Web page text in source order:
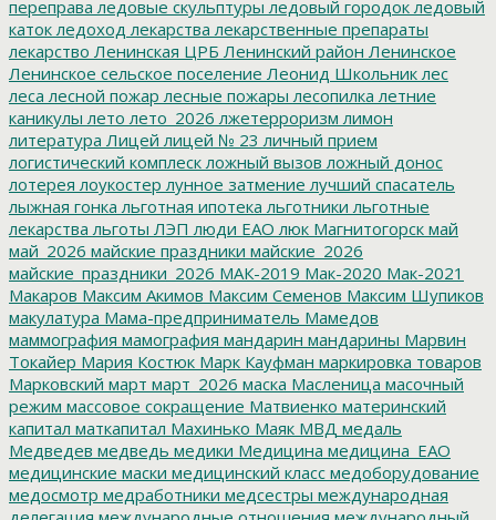
переправа ледовые скульптуры ледовый городок ледовый
каток ледоход лекарства лекарственные препараты
лекарство Ленинская ЦРБ Ленинский район Ленинское
Ленинское сельское поселение Леонид Школьник лес
леса лесной пожар лесные пожары лесопилка летние
каникулы лето лето_2026 лжетерроризм лимон
литература Лицей лицей № 23 личный прием
логистический комплеск ложный вызов ложный донос
лотерея лоукостер лунное затмение лучший спасатель
лыжная гонка льготная ипотека льготники льготные
лекарства льготы ЛЭП люди ЕАО люк Магнитогорск май
май_2026 майские праздники майские_2026
майские_праздники_2026 МАК-2019 Мак-2020 Мак-2021
Макаров Максим Акимов Максим Семенов Максим Шупиков
макулатура Мама-предприниматель Мамедов
маммография мамография мандарин мандарины Марвин
Токайер Мария Костюк Марк Кауфман маркировка товаров
Марковский март март_2026 маска Масленица масочный
режим массовое сокращение Матвиенко материнский
капитал маткапитал Махинько Маяк МВД медаль
Медведев медведь медики Медицина медицина_ЕАО
медицинские маски медицинский класс медоборудование
медосмотр медработники медсестры международная